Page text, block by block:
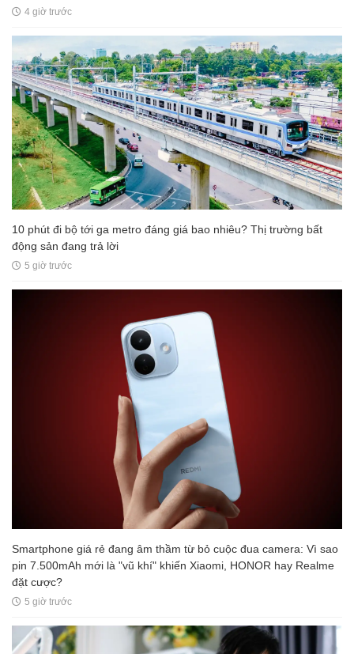
4 giờ trước
10 phút đi bộ tới ga metro đáng giá bao nhiêu? Thị trường bất
động sản đang trả lời
5 giờ trước
Smartphone giá rẻ đang âm thầm từ bỏ cuộc đua camera: Vì sao
pin 7.500mAh mới là "vũ khí" khiến Xiaomi, HONOR hay Realme
đặt cược?
5 giờ trước